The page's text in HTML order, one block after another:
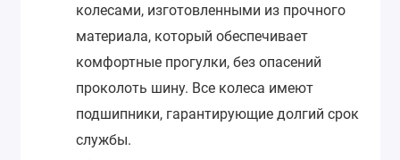
колесами, изготовленными из прочного
материала, который обеспечивает
комфортные прогулки, без опасений
проколоть шину. Все колеса имеют
подшипники, гарантирующие долгий срок
службы.